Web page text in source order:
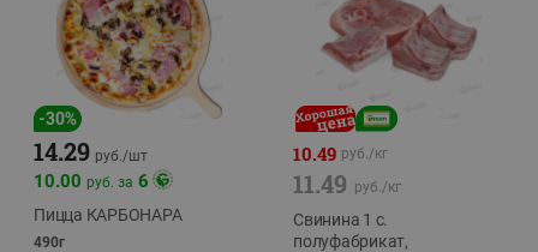
-30%
14.29 руб./шт
10.00 руб. за 6
Пицца КАРБОНАРА
490г
10.49 руб./кг
11.49 руб./кг
Свинина 1 с.
полуфабрикат,